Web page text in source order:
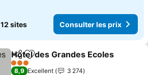
12 sites Consulter les prix
PartagerAjouter à mes favoris
Hotel des Grandes Ecoles
3 Étoiles
8,9 Excellent
3 274